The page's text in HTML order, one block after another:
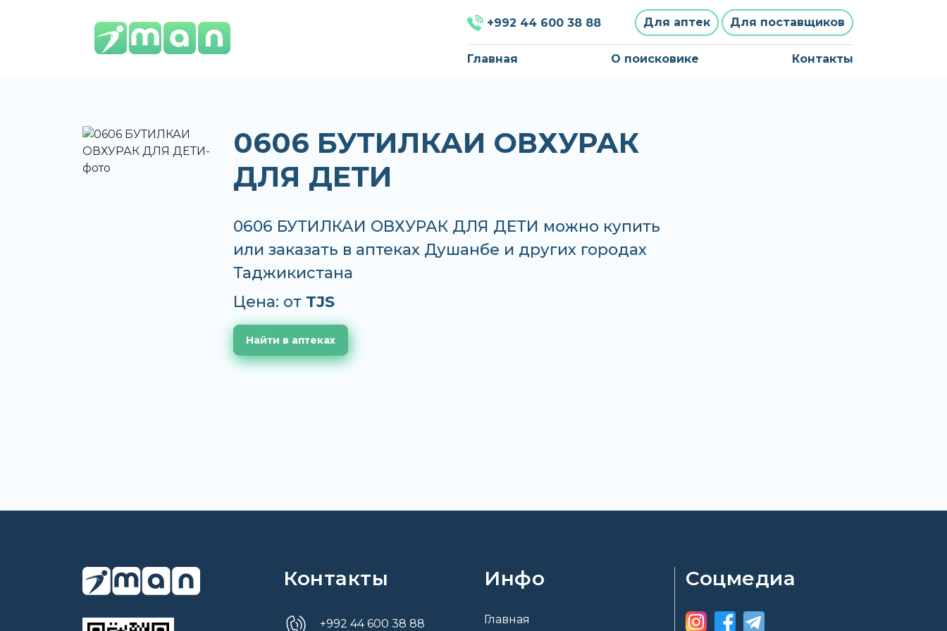
+992 44 600 38 88 Для аптек Для поставщиков
Главная О поисковике Контакты
0606 БУТИЛКАИ ОВХУРАК
ДЛЯ ДЕТИ
0606 БУТИЛКАИ ОВХУРАК ДЛЯ ДЕТИ можно купить
или заказать в аптеках Душанбе и других городах
Таджикистана
Цена: от TJS
Найти в аптеках
Контакты
+992 44 600 38 88
Инфо
Главная
Соцмедиа